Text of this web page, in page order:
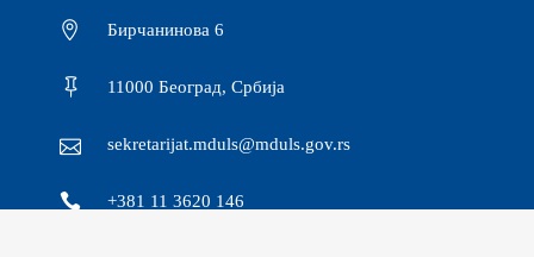
Бирчанинова 6
11000 Београд, Србија
sekretarijat.mduls@mduls.gov.rs
+381 11 3620 146